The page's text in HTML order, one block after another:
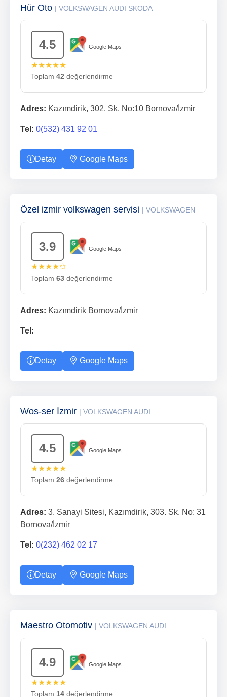
Hür Oto | VOLKSWAGEN AUDI SKODA
4.5 Google Maps
★★★★★
Toplam 42 değerlendirme
Adres: Kazımdirik, 302. Sk. No:10 Bornova/İzmir
Tel: 0(532) 431 92 01
Detay Google Maps
Özel izmir volkswagen servisi | VOLKSWAGEN
3.9 Google Maps
★★★★✩
Toplam 63 değerlendirme
Adres: Kazımdirik Bornova/İzmir
Tel:
Detay Google Maps
Wos-ser İzmir | VOLKSWAGEN AUDI
4.5 Google Maps
★★★★★
Toplam 26 değerlendirme
Adres: 3. Sanayi Sitesi, Kazımdirik, 303. Sk. No: 31
Bornova/İzmir
Tel: 0(232) 462 02 17
Detay Google Maps
Maestro Otomotiv | VOLKSWAGEN AUDI
4.9 Google Maps
★★★★★
Toplam 14 değerlendirme